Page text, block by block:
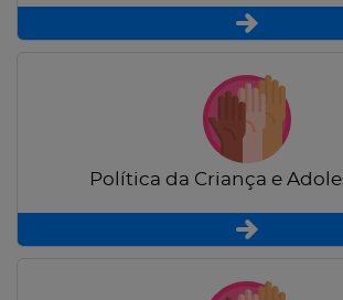
Política da Criança e